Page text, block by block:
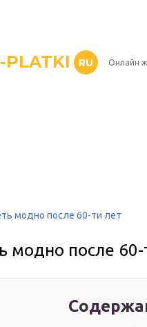
PLATKI RU Онлайн
модно после 60-ти лет
модно после 60-